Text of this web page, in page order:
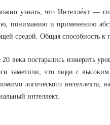
узнать, что Интелле́кт —
пониманию и применению
средой. Общая способность
постарались измерить
заметили, что люди с
логического интеллекта,
интеллект.